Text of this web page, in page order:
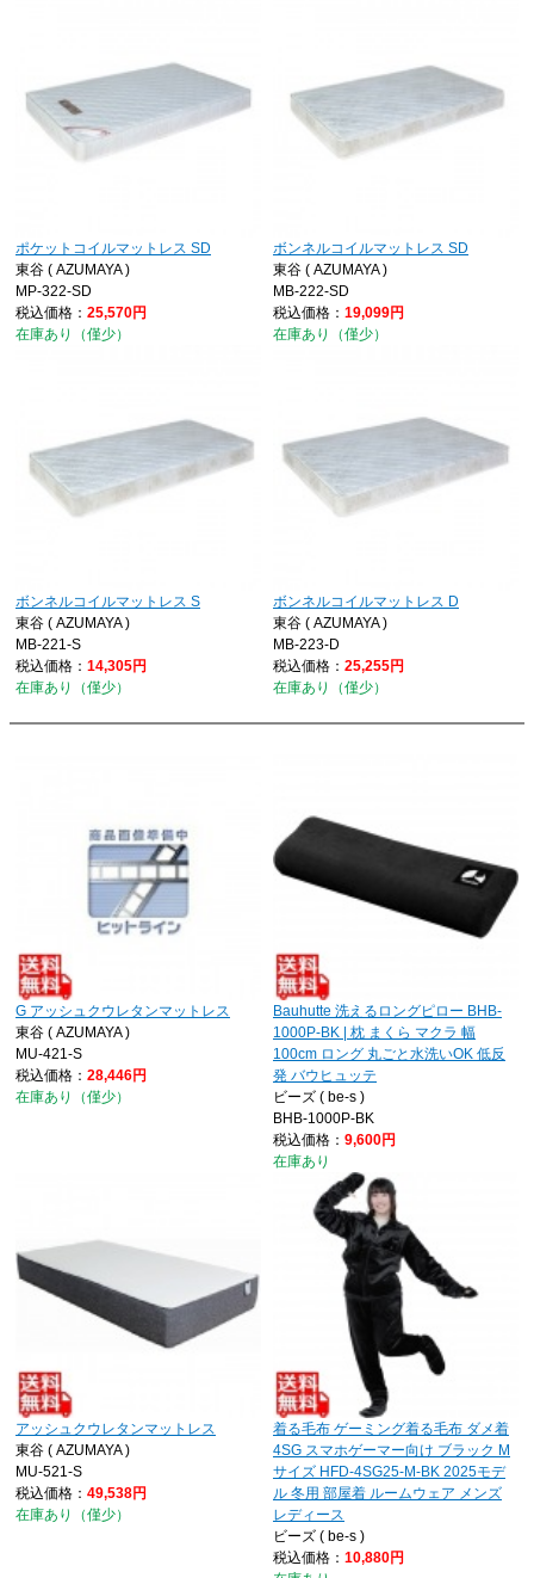
ポケットコイルマットレス SD
東谷 ( AZUMAYA )
MP-322-SD
税込価格： 25,570円
在庫あり（僅少）
ボンネルコイルマットレス SD
東谷 ( AZUMAYA )
MB-222-SD
税込価格： 19,099円
在庫あり（僅少）
ボンネルコイルマットレス S
東谷 ( AZUMAYA )
MB-221-S
税込価格： 14,305円
在庫あり（僅少）
ボンネルコイルマットレス D
東谷 ( AZUMAYA )
MB-223-D
税込価格： 25,255円
在庫あり（僅少）
G アッシュクウレタンマットレス
東谷 ( AZUMAYA )
MU-421-S
税込価格： 28,446円
在庫あり（僅少）
Bauhutte 洗えるロングピロー BHB-
1000P-BK | 枕 まくら マクラ 幅
100cm ロング 丸ごと水洗いOK 低反
発 バウヒュッテ
ビーズ ( be-s )
BHB-1000P-BK
税込価格： 9,600円
在庫あり
アッシュクウレタンマットレス
東谷 ( AZUMAYA )
MU-521-S
税込価格： 49,538円
在庫あり（僅少）
着る毛布 ゲーミング着る毛布 ダメ着
4SG スマホゲーマー向け ブラック M
サイズ HFD-4SG25-M-BK 2025モデ
ル 冬用 部屋着 ルームウェア メンズ
レディース
ビーズ ( be-s )
税込価格： 10,880円